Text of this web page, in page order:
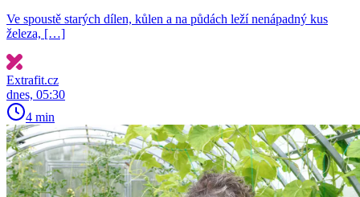
Ve spoustě starých dílen, kůlen a na půdách leží nenápadný kus
železa, […]
Extrafit.cz
dnes, 05:30
4 min